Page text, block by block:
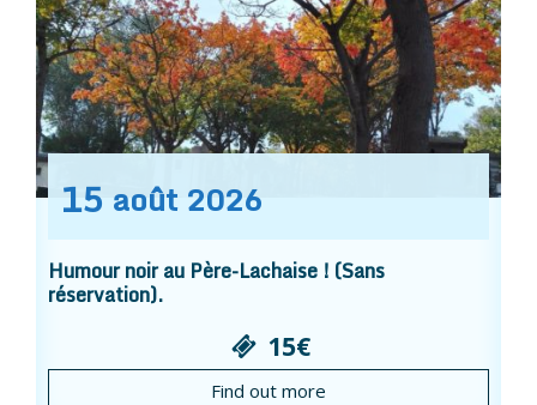
15 août 2026
Humour noir au Père-Lachaise ! (Sans
réservation).
15€
Find out more